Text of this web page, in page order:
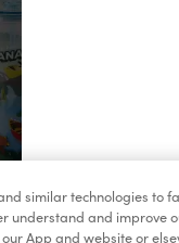
similar technologies
understand and improve
our App and website or